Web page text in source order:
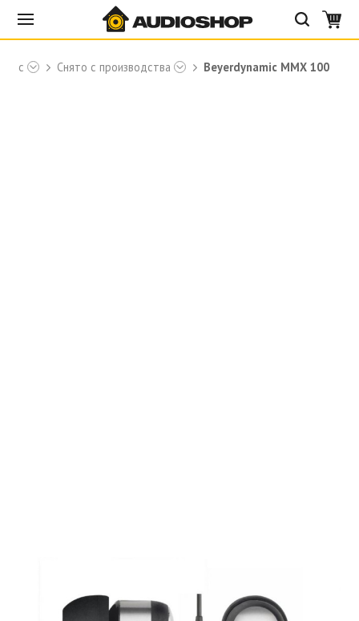
Снято с производства Beyerdynamic MMX 100